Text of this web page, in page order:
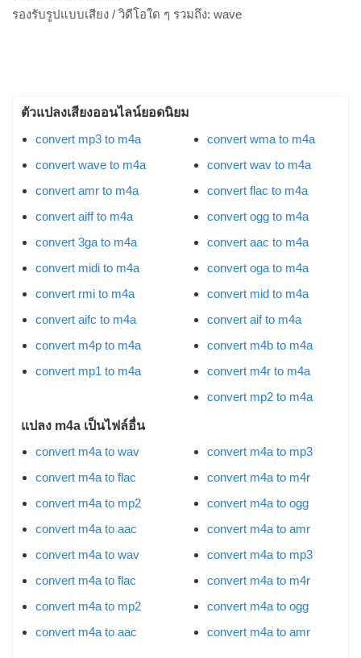
รองรับรูปแบบเสียง / วิดีโอใด ๆ รวมถึง: wave
ตัวแปลงเสียงออนไลน์ยอดนิยม
convert mp3 to m4a
convert wave to m4a
convert amr to m4a
convert aiff to m4a
convert 3ga to m4a
convert midi to m4a
convert rmi to m4a
convert aifc to m4a
convert m4p to m4a
convert mp1 to m4a
convert wma to m4a
convert wav to m4a
convert flac to m4a
convert ogg to m4a
convert aac to m4a
convert oga to m4a
convert mid to m4a
convert aif to m4a
convert m4b to m4a
convert m4r to m4a
convert mp2 to m4a
แปลง m4a เป็นไฟล์อื่น
convert m4a to wav
convert m4a to flac
convert m4a to mp2
convert m4a to aac
convert m4a to wav
convert m4a to flac
convert m4a to mp2
convert m4a to aac
convert m4a to mp3
convert m4a to m4r
convert m4a to ogg
convert m4a to amr
convert m4a to mp3
convert m4a to m4r
convert m4a to ogg
convert m4a to amr